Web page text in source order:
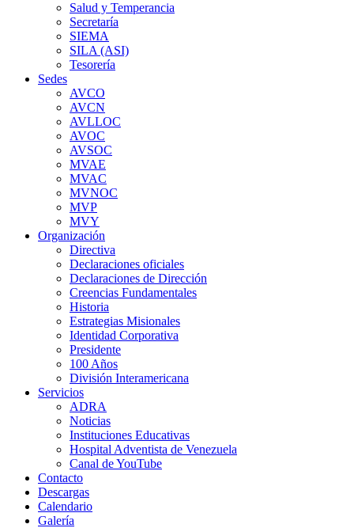
Salud y Temperancia
Secretaría
SIEMA
SILA (ASI)
Tesorería
Sedes
AVCO
AVCN
AVLLOC
AVOC
AVSOC
MVAE
MVAC
MVNOC
MVP
MVY
Organización
Directiva
Declaraciones oficiales
Declaraciones de Dirección
Creencias Fundamentales
Historia
Estrategias Misionales
Identidad Corporativa
Presidente
100 Años
División Interamericana
Servicios
ADRA
Noticias
Instituciones Educativas
Hospital Adventista de Venezuela
Canal de YouTube
Contacto
Descargas
Calendario
Galería